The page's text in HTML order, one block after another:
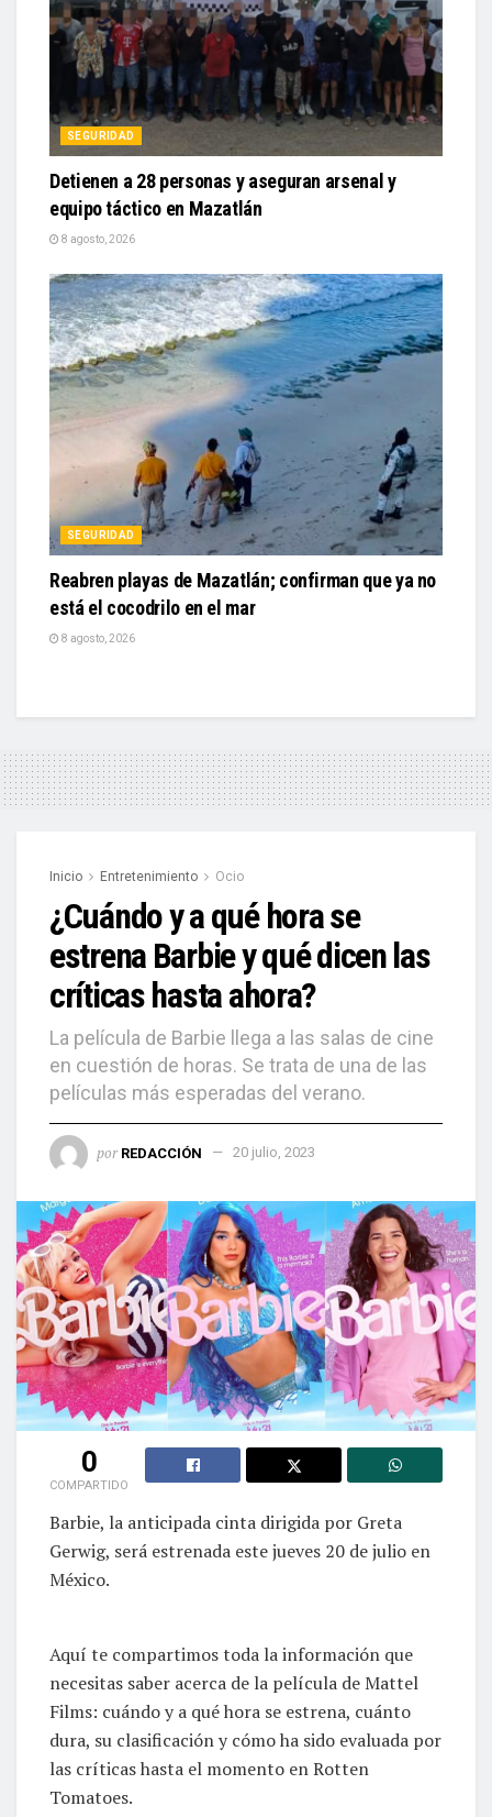
SEGURIDAD
Detienen a 28 personas y aseguran arsenal y
equipo táctico en Mazatlán
8 agosto, 2026
SEGURIDAD
Reabren playas de Mazatlán; confirman que ya no
está el cocodrilo en el mar
8 agosto, 2026
Inicio Entretenimiento Ocio
¿Cuándo y a qué hora se
estrena Barbie y qué dicen las
críticas hasta ahora?
La película de Barbie llega a las salas de cine
en cuestión de horas. Se trata de una de las
películas más esperadas del verano.
por REDACCIÓN 20 julio, 2023
0
COMPARTIDO
Barbie, la anticipada cinta dirigida por Greta
Gerwig, será estrenada este jueves 20 de julio en
México.
Aquí te compartimos toda la información que
necesitas saber acerca de la película de Mattel
Films: cuándo y a qué hora se estrena, cuánto
dura, su clasificación y cómo ha sido evaluada por
las críticas hasta el momento en Rotten
Tomatoes.